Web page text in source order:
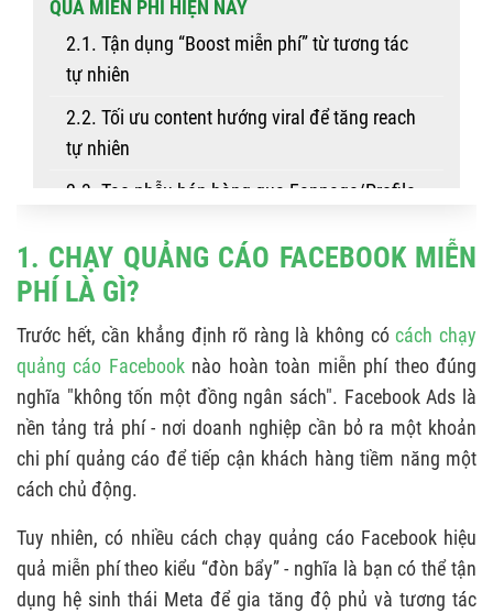
QUẢ MIỄN PHÍ HIỆN NAY
2.1. Tận dụng “Boost miễn phí” từ tương tác
tự nhiên
2.2. Tối ưu content hướng viral để tăng reach
tự nhiên
2.3. Tạo phễu bán hàng qua Fanpage/Profile
2.4. Tận dụng ưu đãi hoặc ngân sách khuyến
mãi từ Meta
2.5. Chạy chiến dịch nhắm đến đối tượng giá
rẻ
3. CÁC LƯU Ý KHI CHẠY QUẢNG CÁO FACEBOOK
MIỄN PHÍ
3.1. Đừng kỳ vọng miễn phí sẽ mang lại đơn
3.2. Nội dung vẫn là yếu tố quan trọng nhất.
3.3. Xây dựng hệ sinh thái truyền thông đồng
1. CHẠY QUẢNG CÁO FACEBOOK MIỄN
PHÍ LÀ GÌ?
Trước hết, cần khẳng định rõ ràng là không cócách chạy
quảng cáo Facebook nào hoàn toàn miễn phí theo đúng
nghĩa "không tốn một đồng ngân sách". Facebook Ads là
nền tảng trả phí - nơi doanh nghiệp cần bỏ ra một khoản
chi phí quảng cáo để tiếp cận khách hàng tiềm năng một
cách chủ động.
Tuy nhiên, có nhiều cách chạy quảng cáo Facebook hiệu
quả miễn phí theo kiểu “đòn bẩy” - nghĩa là bạn có thể tận
dụng hệ sinh thái Meta để gia tăng độ phủ và tương tác